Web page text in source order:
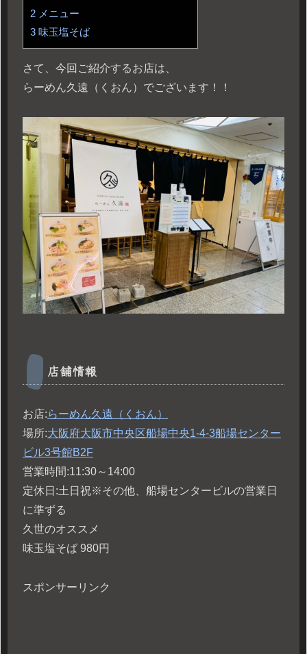
2 メニュー
3 味玉塩そば
さて、今回ご紹介するお店は、
らーめん久遠（くおん）でございます！！
店舗情報
お店:らーめん久遠（くおん）
場所:大阪府大阪市中央区船場中央1-4-3船場センター
ビル3号館B2F
営業時間:11:30～14:00
定休日:土日祝※その他、船場センタービルの営業日
に準ずる
久世のオススメ
味玉塩そば 980円
スポンサーリンク